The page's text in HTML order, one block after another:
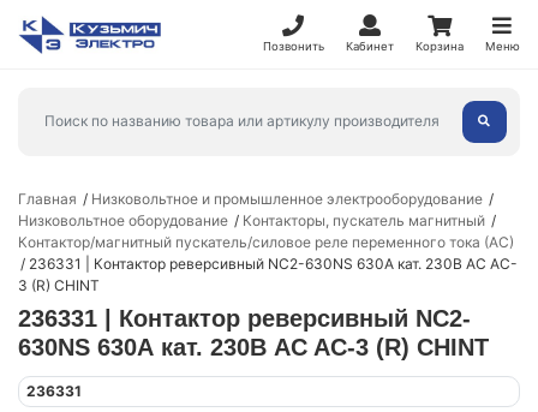
Позвонить Кабинет Корзина Меню
Главная
Низковольтное и промышленное электрооборудование
Низковольтное оборудование
Контакторы, пускатель магнитный
Контактор/магнитный пускатель/силовое реле переменного тока (АС)
236331 | Контактор реверсивный NC2-630NS 630А кат. 230В AC AC-
3 (R) CHINT
236331 | Контактор реверсивный NC2-
630NS 630А кат. 230В AC AC-3 (R) CHINT
236331